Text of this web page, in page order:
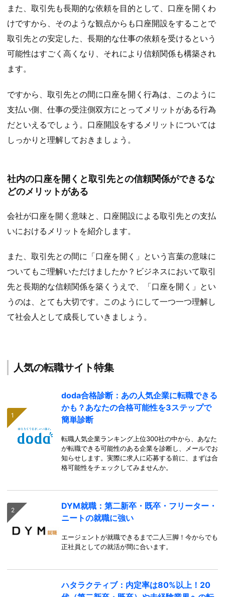
また、取引先も長期的な依頼を目的として、口座を開くわ
けですから、そのような観点からも口座開設をすることで
取引先との安定した、長期的な仕事の依頼を受けるという
可能性はすごく高くなり、それにより信頼関係も構築され
ます。
ですから、取引先との間に口座を開く行為は、このように
支払い側、仕事の受注側双方にとってメリットがある行為
だといえるでしょう。口座開設をするメリットについては
しっかりと理解しておきましょう。
社内の口座を開くと取引先との信頼関係ができるな
どのメリットがある
会社が口座を開く意味と、口座開設による取引先との支払
いにおけるメリットを紹介します。
また、取引先との間に「口座を開く」という言葉の意味に
ついてもご理解いただけましたか？ビジネスにおいて取引
先と長期的な信頼関係を築くうえで、「口座を開く」とい
うのは、とても大切です。このようにして一つ一つ理解し
て社会人として成長していきましょう。
人気の転職サイト特集
doda合格診断：あの人気企業に転職できる
かも？あなたの合格可能性を3ステップで
簡単診断
転職人気企業ランキング上位300社の中から、あなた
が転職できる可能性のある企業を診断し、メールでお
知らせします。実際に求人に応募する前に、まずは合
格可能性をチェックしてみませんか。
DYM就職：第二新卒・既卒・フリーター・
ニートの就職に強い
エージェントが就職できるまで二人三脚！今からでも
正社員としての就活が間に合います。
ハタラクティブ：内定率は80%以上！20